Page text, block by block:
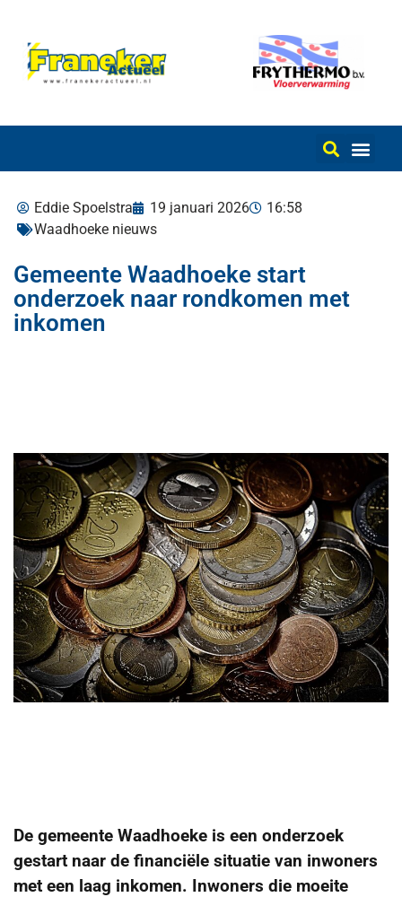
Eddie Spoelstra 19 januari 2026
16:58
Waadhoeke nieuws
Gemeente Waadhoeke start
onderzoek naar rondkomen met
inkomen
De gemeente Waadhoeke is een onderzoek
gestart naar de financiële situatie van inwoners
met een laag inkomen. Inwoners die moeite